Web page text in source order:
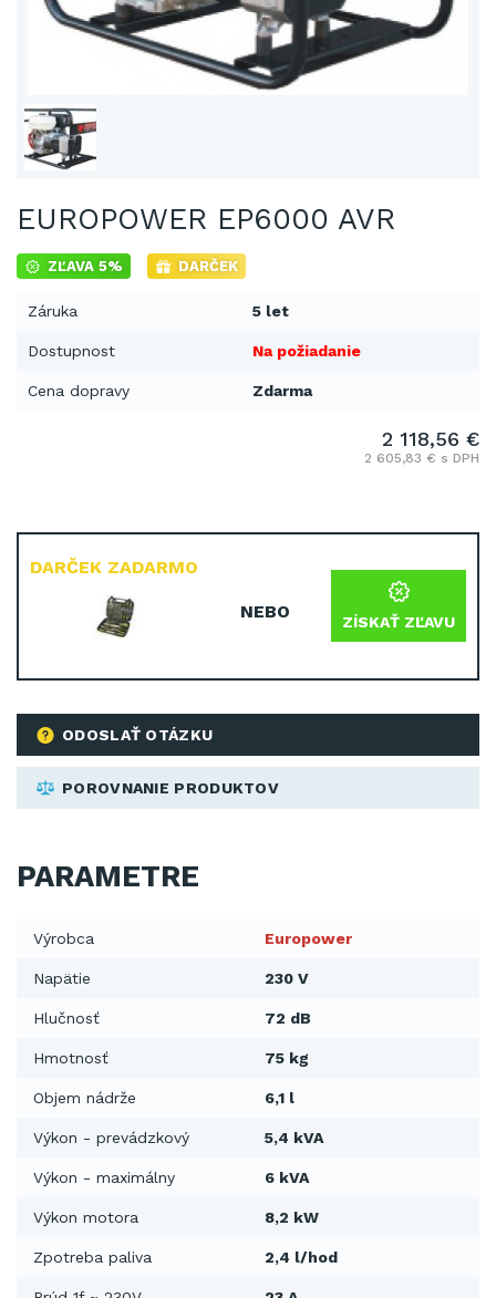
EUROPOWER EP6000 AVR
ZĽAVA 5% DARČEK
Záruka 5 let
Dostupnost Na požiadanie
Cena dopravy Zdarma
ODOSLAŤ OTÁZKU
POROVNANIE PRODUKTOV
DARČEK ZADARMO
NEBO ZÍSKAŤ ZĽAVU
2 118,56 €
2 605,83 € s DPH
PARAMETRE
Výrobca Europower
Napätie 230 V
Hlučnosť 72 dB
Hmotnosť 75 kg
Objem nádrže 6,1 l
Výkon - prevádzkový 5,4 kVA
Výkon - maximálny 6 kVA
Výkon motora 8,2 kW
Zpotreba paliva 2,4 l/hod